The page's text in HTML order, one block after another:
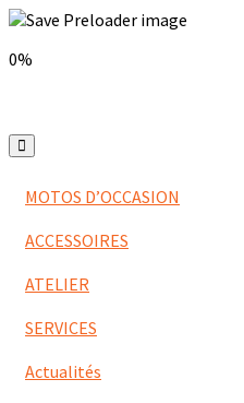
0%
MOTOS D’OCCASION
ACCESSOIRES
ATELIER
SERVICES
Actualités